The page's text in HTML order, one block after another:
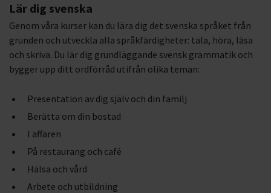
Lär dig svenska
Genom våra kurser kan du lära dig det svenska språket från
grunden och utveckla alla språkfärdigheter: tala, höra, läsa
och skriva. Du lär dig grundläggande svensk grammatik och
bygger upp ditt ordförråd utifrån olika teman:
Presentation av dig själv och din familj
Berätta om din bostad
I affären
På restaurang och café
Hälsa och vård
Arbete och utbildning